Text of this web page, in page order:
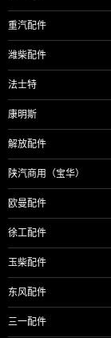
重汽配件
潍柴配件
法士特
康明斯
解放配件
陕汽商用（宝华）
欧曼配件
徐工配件
玉柴配件
东风配件
三一配件